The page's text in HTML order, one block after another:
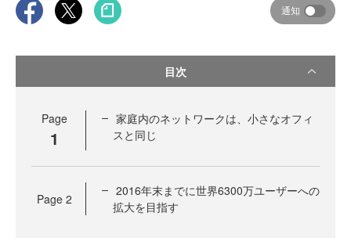
通知
目次
Page
1
家庭内のネットワークは、小さなオフィ
スと同じ
Page 2
2016年末までに世界6300万ユーザーへの
拡大を目指す